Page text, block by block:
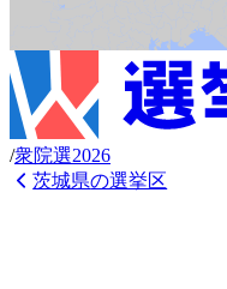
/衆院選2026
茨城県の選挙区